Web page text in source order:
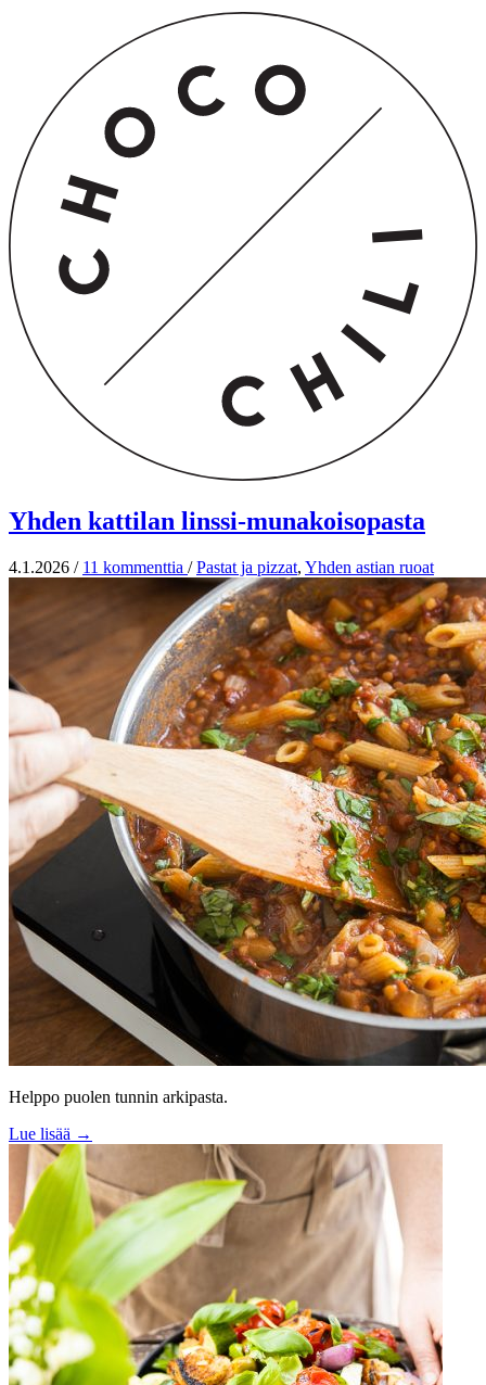
Yhden kattilan linssi-munakoisopasta
4.1.2026 / 11 kommenttia / Pastat ja pizzat, Yhden astian ruoat
Helppo puolen tunnin arkipasta.
Lue lisää →